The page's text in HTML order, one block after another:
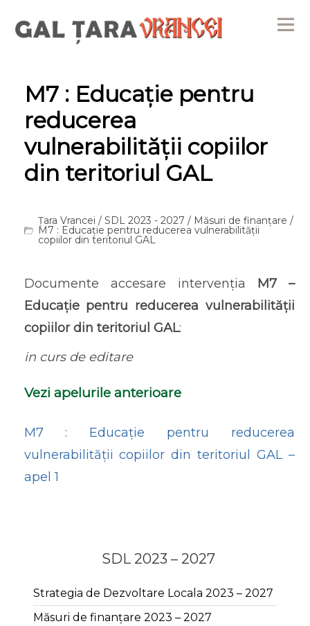
M7 : Educație pentru
reducerea
vulnerabilității copiilor
din teritoriul GAL
Țara Vrancei / SDL 2023 - 2027 / Măsuri de finanțare /
M7 : Educație pentru reducerea vulnerabilității
copiilor din teritoriul GAL
Documente accesare intervenția
M7 –
Educație pentru reducerea vulnerabilității
copiilor din teritoriul GAL:
in curs de editare
Vezi apelurile anterioare
M7 : Educație pentru reducerea
vulnerabilității copiilor din teritoriul GAL –
apel 1
SDL 2023 – 2027
Strategia de Dezvoltare Locala 2023 – 2027
Măsuri de finanțare 2023 – 2027